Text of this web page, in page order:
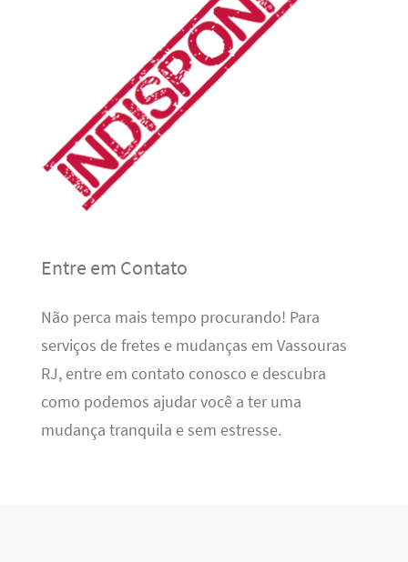
Entre em Contato
Não perca mais tempo procurando! Para
serviços de fretes e mudanças em Vassouras
RJ, entre em contato conosco e descubra
como podemos ajudar você a ter uma
mudança tranquila e sem estresse.